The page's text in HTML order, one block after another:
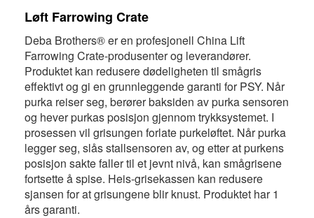
Løft Farrowing Crate
Deba Brothers® er en profesjonell China Lift
Farrowing Crate-produsenter og leverandører.
Produktet kan redusere dødeligheten til smågris
effektivt og gi en grunnleggende garanti for PSY. Når
purka reiser seg, berører baksiden av purka sensoren
og hever purkas posisjon gjennom trykksystemet. I
prosessen vil grisungen forlate purkeløftet. Når purka
legger seg, slås stallsensoren av, og etter at purkens
posisjon sakte faller til et jevnt nivå, kan smågrisene
fortsette å spise. Heis-grisekassen kan redusere
sjansen for at grisungene blir knust. Produktet har 1
års garanti.